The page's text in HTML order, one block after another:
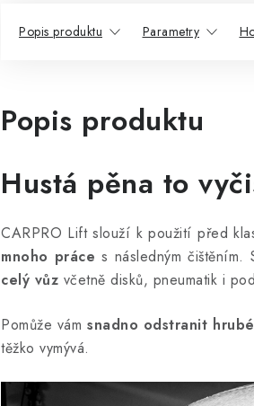
Popis produktu Parametry
Popis produktu
Hustá pěna to
CARPRO Lift slouží k použití před
mnoho práce s následným čištěním.
celý vůz včetně disků, pneumatik i
Pomůže vám snadno odstranit
těžko vymývá.